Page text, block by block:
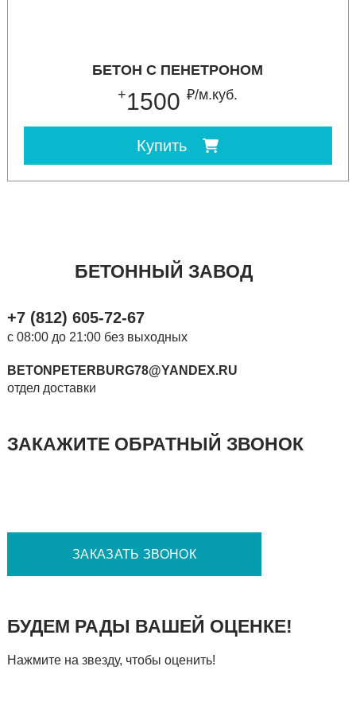
БЕТОН С ПЕНЕТРОНОМ
+1500₽/м.куб.
Купить
БЕТОННЫЙ ЗАВОД
+7 (812) 605-72-67
с 08:00 до 21:00 без выходных
BETONPETERBURG78@YANDEX.RU
отдел доставки
ЗАКАЖИТЕ ОБРАТНЫЙ ЗВОНОК
БУДЕМ РАДЫ ВАШЕЙ ОЦЕНКЕ!
Нажмите на звезду, чтобы оценить!